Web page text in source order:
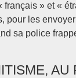
» et «
pour les
sa police